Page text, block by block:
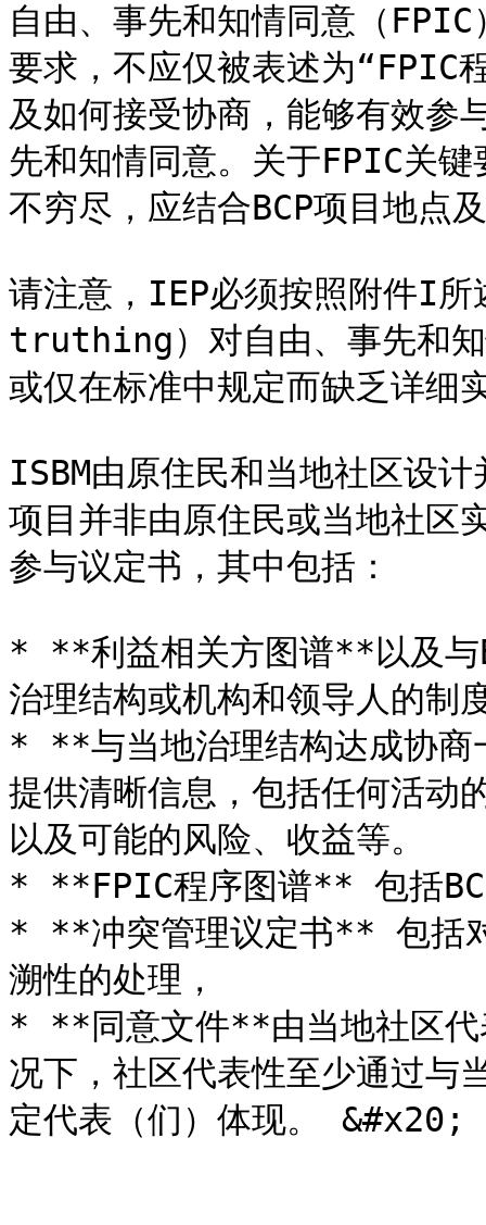
自由、事先和知情同意（
要求，不应仅被表述为“FPIC
及如何接受协商，能够有效参
先和知情同意。关于FPIC关
不穷尽，应结合BCP项目地点
请注意，IEP必须按照附件I
truthing）对自由、事先和知
或仅在标准中规定而缺乏详细
ISBM由原住民和当地社区设
项目并非由原住民或当地社区
参与议定书，其中包括：
* **利益相关方图谱**以及与
治理结构或机构和领导人的制
* **与当地治理结构达成协
提供清晰信息，包括任何活动
以及可能的风险、收益等。
* **FPIC程序图谱** 包括
* **冲突管理议定书** 包括
溯性的处理，
* **同意文件**由当地社区代
况下，社区代表性至少通过与
定代表（们）体现。 &#x20;